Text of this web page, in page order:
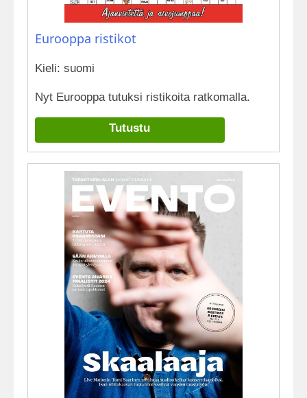
Eurooppa ristikot
Kieli: suomi
Nyt Eurooppa tutuksi ristikoita ratkomalla.
Tutustu